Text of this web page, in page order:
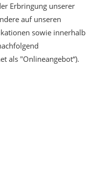
Erbringung unserer
auf unseren
sowie innerhalb
als "Onlineangebot“).